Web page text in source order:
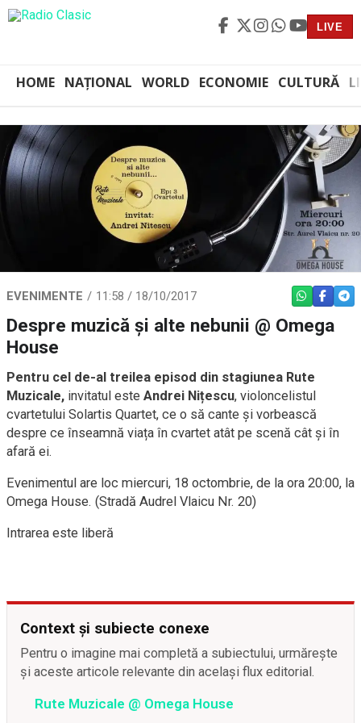
LIVE
HOME NAȚIONAL WORLD ECONOMIE CULTURĂ
EVENIMENTE 11:58 / 18/10/2017 WHATSAPP
Despre muzică și alte nebunii @ Omega
House
Pentru cel de-al treilea episod din stagiunea Rute
Muzicale, invitatul este Andrei Nițescu, violoncelistul
cvartetului Solartis Quartet, ce o să cante și vorbească
despre ce înseamnă viața în cvartet atât pe scenă cât și în
afară ei.
Evenimentul are loc miercuri, 18 octombrie, de la ora 20:00, la
Omega House. (Stradă Audrel Vlaicu Nr. 20)
Intrarea este liberă
Context și subiecte conexe
Pentru o imagine mai completă a subiectului, urmărește
și aceste articole relevante din același flux editorial.
Rute Muzicale @ Omega House